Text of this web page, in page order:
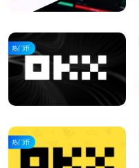
热门币
热门币